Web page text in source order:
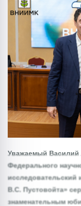
Уважаемый Василий
Федерального
исследовательский
В.С. Пустовойта»
знаменательным